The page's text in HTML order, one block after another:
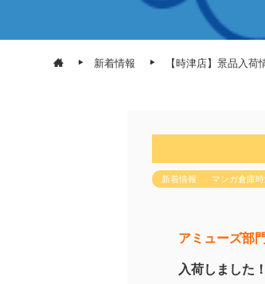
新着情報 【時津店】景品入荷
新着情報 マンガ倉庫
アミューズ部
入荷しました！